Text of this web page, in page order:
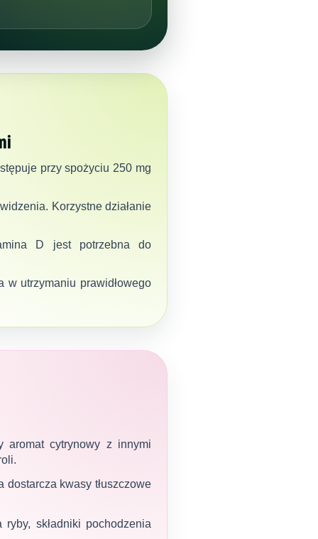
przy spożyciu 250 mg
Korzystne działanie
D jest potrzebna do
w utrzymaniu prawidłowego
aromat cytrynowy z innymi
kwasy tłuszczowe
składniki pochodzenia